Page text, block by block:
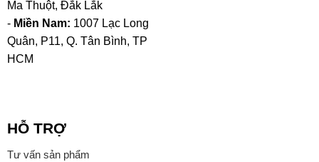
Ma Thuột, Đắk Lắk
- Miền Nam: 1007 Lạc Long
Quân, P11, Q. Tân Bình, TP
HCM
HỖ TRỢ
Tư vấn sản phẩm